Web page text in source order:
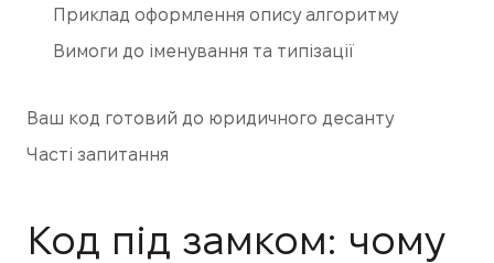
Приклад оформлення опису алгоритму
Вимоги до іменування та типізації
Ваш код готовий до юридичного десанту
Часті запитання
Код під замком: чому